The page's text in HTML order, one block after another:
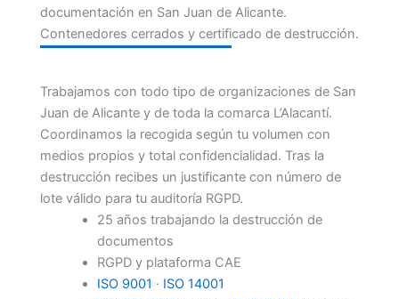
documentación en San Juan de Alicante.
Contenedores cerrados y certificado de destrucción.
Trabajamos con todo tipo de organizaciones de San
Juan de Alicante y de toda la comarca L’Alacantí.
Coordinamos la recogida según tu volumen con
medios propios y total confidencialidad. Tras la
destrucción recibes un justificante con número de
lote válido para tu auditoría RGPD.
25 años trabajando la destrucción de
documentos
RGPD y plataforma CAE
ISO 9001 · ISO 14001